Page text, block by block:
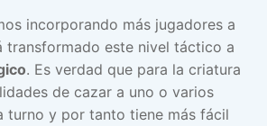
incorporando más jugadores a
transformado este nivel táctico a
. Es verdad que para la criatura
de cazar a uno o varios
turno y por tanto tiene más fácil